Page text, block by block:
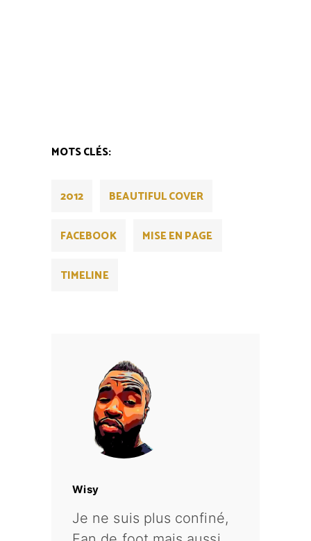
MOTS CLÉS:
2012 BEAUTIFUL COVER
FACEBOOK MISE EN PAGE
TIMELINE
Wisy
Je ne suis plus confiné,